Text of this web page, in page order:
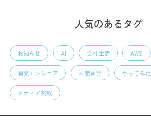
人気のあるタグ
お知らせ AI 会社生活 AWS
開発エンジニア 内製開発 やってみた
メディア掲載